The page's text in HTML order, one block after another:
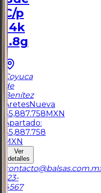
C/p
14k
1.8g
Coyuca
de
Benítez
AretesNueva
$5,887.758MXN
Apartado:
$5,887.758
MXN
Ver
detalles
123-
4567